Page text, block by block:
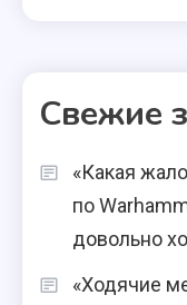
Свежие
«Какая
по
довольно
«Ходячие